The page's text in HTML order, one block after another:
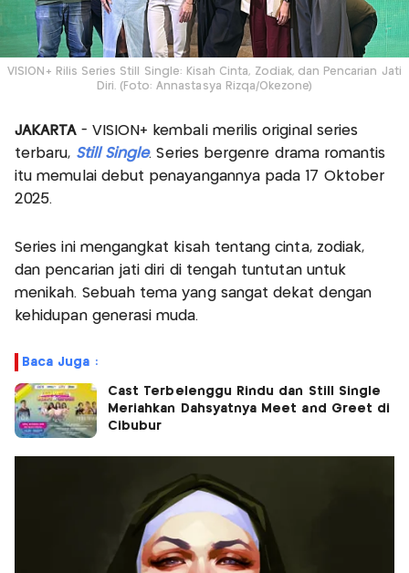
VISION+ Rilis Series Still Single: Kisah Cinta, Zodiak, dan Pencarian Jati
Diri. (Foto: Annastasya Rizqa/Okezone)
JAKARTA- VISION+ kembali merilis original series
terbaru, Still Single. Series bergenre drama romantis
itu memulai debut penayangannya pada 17 Oktober
2025.
Series ini mengangkat kisah tentang cinta, zodiak,
dan pencarian jati diri di tengah tuntutan untuk
menikah. Sebuah tema yang sangat dekat dengan
kehidupan generasi muda.
Baca Juga :
Cast Terbelenggu Rindu dan Still Single
Meriahkan Dahsyatnya Meet and Greet di
Cibubur